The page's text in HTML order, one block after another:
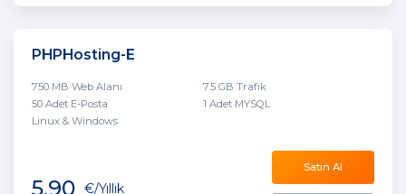
PHPHosting-E
750 MB Web Alanı
7.5 GB Trafik
50 Adet E-Posta
1 Adet MYSQL
Linux & Windows
5.90 €/Yıllık
Satın Al